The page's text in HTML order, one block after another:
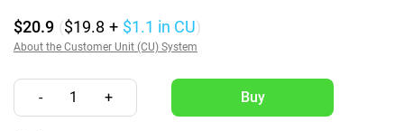
$20.9 ($19.8 + $1.1 in CU)
About the Customer Unit (CU) System
- 1 +